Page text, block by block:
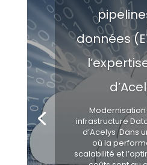
données
infrastructure
d’Acelys Dans
où la
scalabilité et